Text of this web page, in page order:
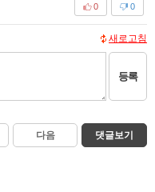
0
0
새로고침
등록
다음 댓글보기